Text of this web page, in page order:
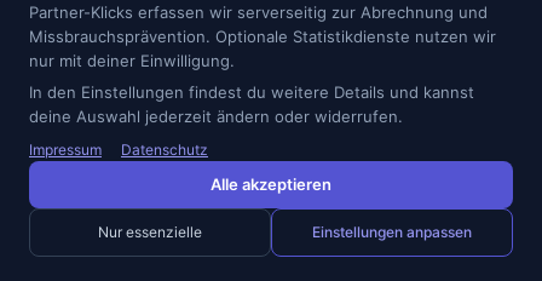
Übergangsphase ein Auto brauchst. Längere
Laufzeiten können die Rate senken, binden dich aber
stärker. In Oberhausen ist außerdem das
Kilometerpaket wichtig: Wer nur innerhalb der Stadt
fährt, braucht weniger Reserven als jemand, der
täglich über die Autobahn pendelt. Plane lieber etwas
realistisch als zu knapp, denn Mehrkilometer können
am Ende teuer werden.
Partner-Klicks erfassen wir serverseitig zur Abrechnung und
Missbrauchsprävention. Optionale Statistikdienste nutzen wir
nur mit deiner Einwilligung.
In den Einstellungen findest du weitere Details und kannst
deine Auswahl jederzeit ändern oder widerrufen.
Impressum Datenschutz
Alle akzeptieren
Nur essenzielle Einstellungen anpassen